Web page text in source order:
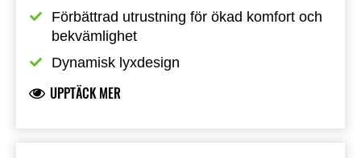
Förbättrad utrustning för ökad komfort och
bekvämlighet
Dynamisk lyxdesign
UPPTÄCK MER